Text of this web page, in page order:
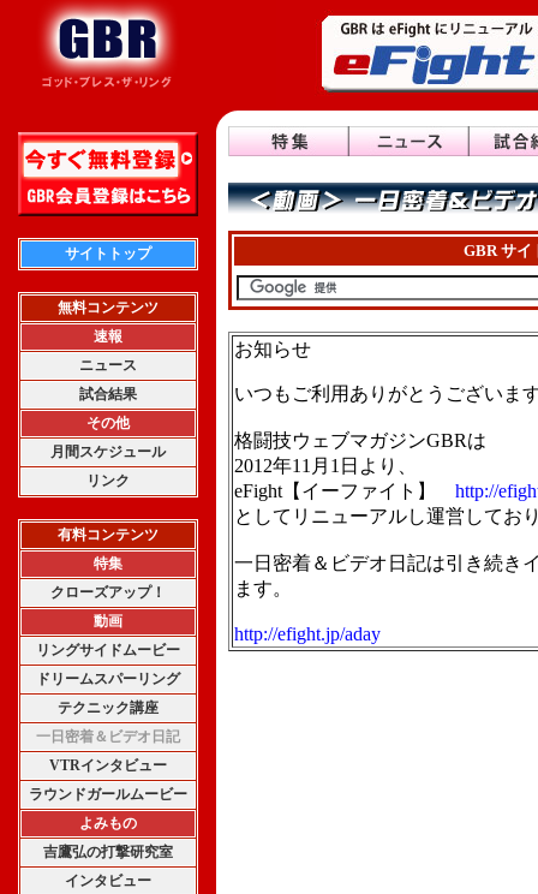
サイトトップ
無料コンテンツ
速報
ニュース
試合結果
その他
月間スケジュール
リンク
有料コンテンツ
特集
クローズアップ！
動画
リングサイドムービー
ドリームスパーリング
テクニック講座
一日密着＆ビデオ日記
VTRインタビュー
ラウンドガールムービー
よみもの
吉鷹弘の打撃研究室
インタビュー
GBR サイ
お知らせ
いつもご利用ありがとうございま
格闘技ウェブマガジンGBRは
2012年11月1日より、
eFight【イーファイト】 http://
としてリニューアルし運営してお
一日密着＆ビデオ日記は引き続き
ます。
http://efight.jp/aday